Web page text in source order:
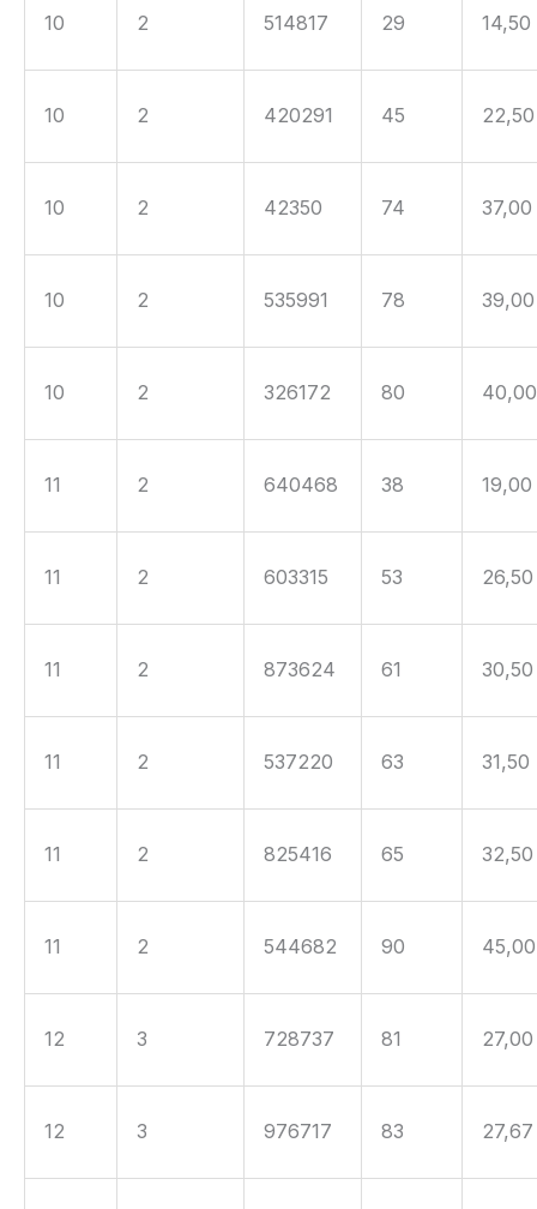
10 2 514817 29 14,50
10 2 420291 45 22,50
10 2 42350 74 37,00
10 2 535991 78 39,00
10 2 326172 80 40,00
11 2 640468 38 19,00
11 2 603315 53 26,50
11 2 873624 61 30,50
11 2 537220 63 31,50
11 2 825416 65 32,50
11 2 544682 90 45,00
12 3 728737 81 27,00
12 3 976717 83 27,67